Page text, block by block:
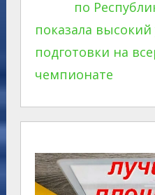
по
показала
подготовки на
чемпионате